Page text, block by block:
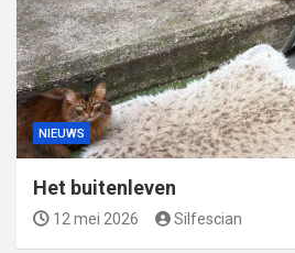
NIEUWS
Het buitenleven
12 mei 2026 Silfescian